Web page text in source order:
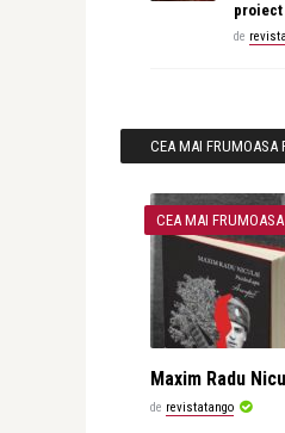
de
CEA MAI FRUMOASA
CEA MAI
Maxim Radu
de revistatango